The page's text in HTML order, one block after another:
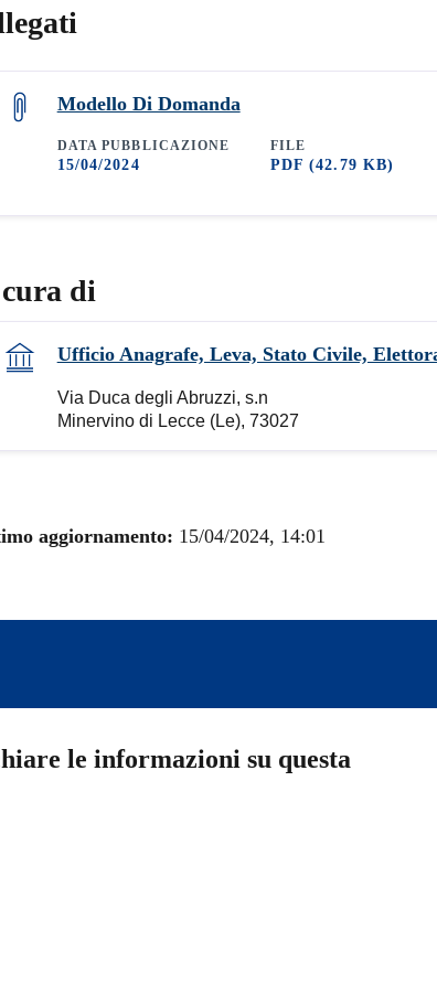
Modello Di Domanda
DATA PUBBLICAZIONE
15/04/2024
FILE
PDF(42.79 KB)
di
Ufficio Anagrafe, Leva, Stato Civile,
Via Duca degli Abruzzi, s.n
Minervino di Lecce (Le), 73027
aggiornamento: 15/04/2024, 14:01
le informazioni su questa